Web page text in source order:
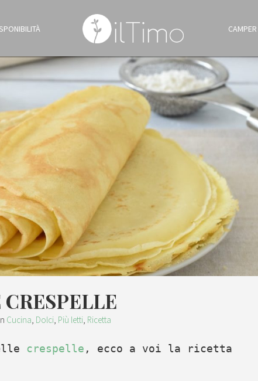
CAMPER
Cucina, Dolci, Più letti, Ricetta
crespelle , ecco a voi la ricetta